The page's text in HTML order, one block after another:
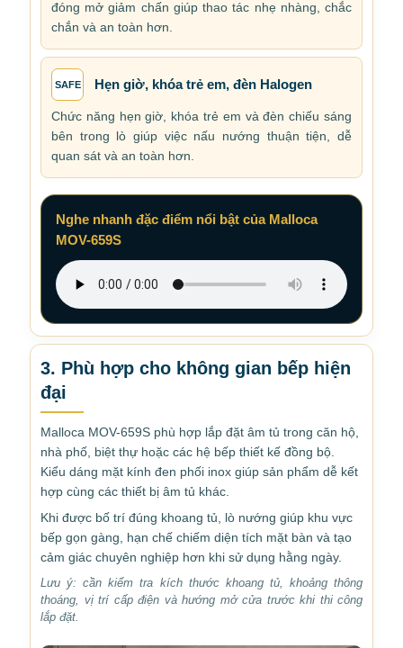
đóng mở giảm chấn giúp thao tác nhẹ nhàng, chắc
chắn và an toàn hơn.
SAFE Hẹn giờ, khóa trẻ em, đèn Halogen
Chức năng hẹn giờ, khóa trẻ em và đèn chiếu sáng
bên trong lò giúp việc nấu nướng thuận tiện, dễ
quan sát và an toàn hơn.
Nghe nhanh đặc điểm nổi bật của Malloca
MOV-659S
3. Phù hợp cho không gian bếp hiện
đại
Malloca MOV-659S phù hợp lắp đặt âm tủ trong căn hộ,
nhà phố, biệt thự hoặc các hệ bếp thiết kế đồng bộ.
Kiểu dáng mặt kính đen phối inox giúp sản phẩm dễ kết
hợp cùng các thiết bị âm tủ khác.
Khi được bố trí đúng khoang tủ, lò nướng giúp khu vực
bếp gọn gàng, hạn chế chiếm diện tích mặt bàn và tạo
cảm giác chuyên nghiệp hơn khi sử dụng hằng ngày.
Lưu ý: cần kiểm tra kích thước khoang tủ, khoảng thông
thoáng, vị trí cấp điện và hướng mở cửa trước khi thi công
lắp đặt.